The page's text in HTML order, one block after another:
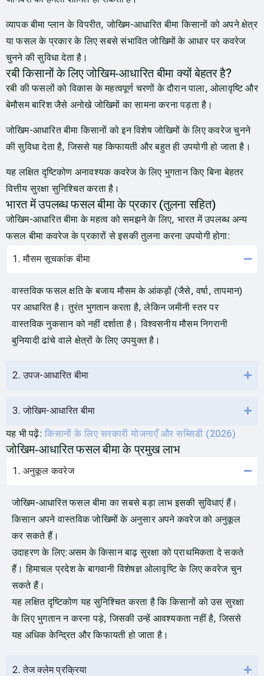
व्यापक बीमा प्लान के विपरीत, जोखिम-आधारित बीमा किसानों को अपने क्षेत्र
या फसल के प्रकार के लिए सबसे संभावित जोखिमों के आधार पर कवरेज
चुनने की सुविधा देता है।
रबी किसानों के लिए जोखिम‑आधारित बीमा क्यों बेहतर है?
रबी की फसलों को विकास के महत्वपूर्ण चरणों के दौरान पाला, ओलावृष्टि और
बेमौसम बारिश जैसे अनोखे जोखिमों का सामना करना पड़ता है।
जोखिम-आधारित बीमा किसानों को इन विशेष जोखिमों के लिए कवरेज चुनने
की सुविधा देता है, जिससे यह किफायती और बहुत ही उपयोगी हो जाता है।
यह लक्षित दृष्टिकोण अनावश्यक कवरेज के लिए भुगतान किए बिना बेहतर
वित्तीय सुरक्षा सुनिश्चित करता है।
भारत में उपलब्ध फसल बीमा के प्रकार (तुलना सहित)
जोखिम-आधारित बीमा के महत्व को समझने के लिए, भारत में उपलब्ध अन्य
फसल बीमा कवरेज के प्रकारों से इसकी तुलना करना उपयोगी होगा:
1. मौसम सूचकांक बीमा
वास्तविक फसल क्षति के बजाय मौसम के आंकड़ों (जैसे, वर्षा, तापमान)
पर आधारित है। तुरंत भुगतान करता है, लेकिन जमीनी स्तर पर
वास्तविक नुकसान को नहीं दर्शाता है। विश्वसनीय मौसम निगरानी
बुनियादी ढांचे वाले क्षेत्रों के लिए उपयुक्त है।
2. उपज-आधारित बीमा
3. जोखिम-आधारित बीमा
यह भी पढ़ें:किसानों के लिए सरकारी योजनाएँ और सब्सिडी (2026)
जोखिम‑आधारित फसल बीमा के प्रमुख लाभ
1. अनुकूल कवरेज
जोखिम-आधारित फसल बीमा का सबसे बड़ा लाभ इसकी सुविधाएं हैं।
किसान अपने वास्तविक जोखिमों के अनुसार अपने कवरेज को अनुकूल
कर सकते हैं।
उदाहरण के लिए:असम के किसान बाढ़ सुरक्षा को प्राथमिकता दे सकते
हैं। हिमाचल प्रदेश के बागवानी विशेषज्ञ ओलावृष्टि के लिए कवरेज चुन
सकते हैं।
यह लक्षित दृष्टिकोण यह सुनिश्चित करता है कि किसानों को उस सुरक्षा
के लिए भुगतान न करना पड़े, जिसकी उन्हें आवश्यकता नहीं है, जिससे
यह अधिक केन्द्रित और किफायती हो जाता है।
2. तेज क्लेम प्रक्रिया